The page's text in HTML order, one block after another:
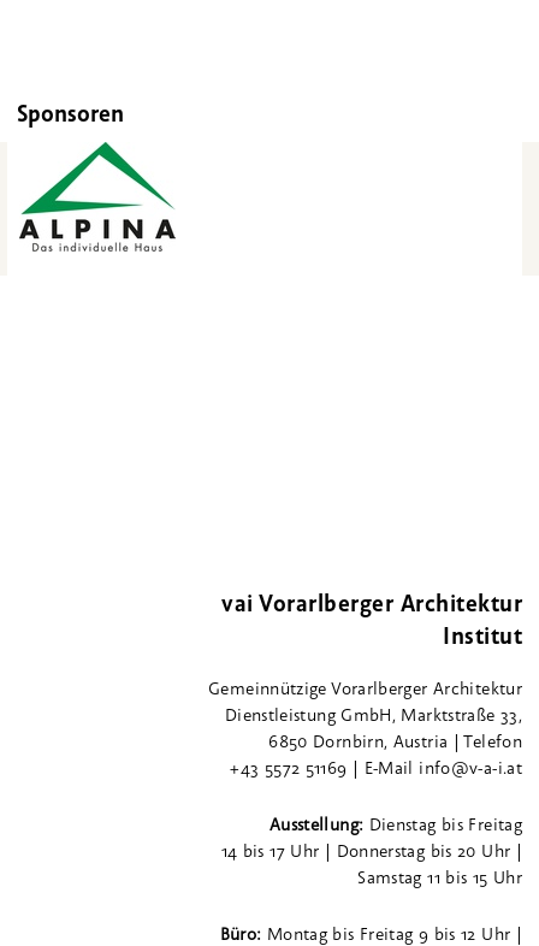
Sponsoren
vai Vorarlberger Architektur
Institut
Gemeinnützige Vorarlberger Architektur
Dienstleistung GmbH, Marktstraße 33,
6850 Dornbirn, Austria | Telefon
+43 5572 51169 | E-Mail info@v-a-i.at
Ausstellung: Dienstag bis Freitag
14 bis 17 Uhr | Donnerstag bis 20 Uhr |
Samstag 11 bis 15 Uhr
Büro: Montag bis Freitag 9 bis 12 Uhr |